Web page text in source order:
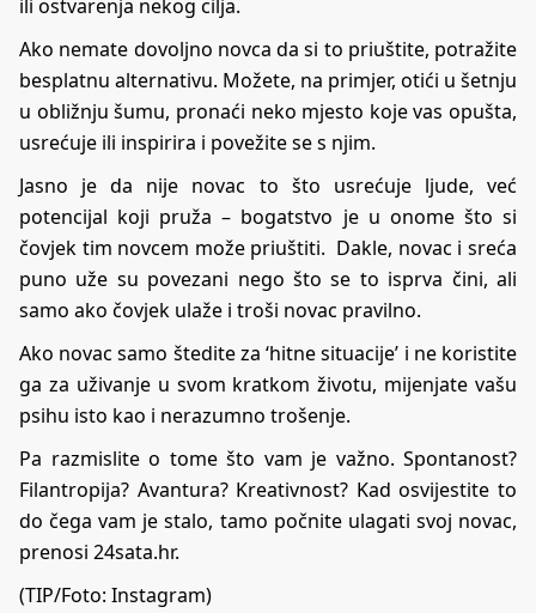
ili ostvarenja nekog cilja.
Ako nemate dovoljno novca da si to priuštite, potražite
besplatnu alternativu. Možete, na primjer, otići u šetnju
u obližnju šumu, pronaći neko mjesto koje vas opušta,
usrećuje ili inspirira i povežite se s njim.
Jasno je da nije novac to što usrećuje ljude, već
potencijal koji pruža – bogatstvo je u onome što si
čovjek tim novcem može priuštiti. Dakle, novac i sreća
puno uže su povezani nego što se to isprva čini, ali
samo ako čovjek ulaže i troši novac pravilno.
Ako novac samo štedite za ‘hitne situacije’ i ne koristite
ga za uživanje u svom kratkom životu, mijenjate vašu
psihu isto kao i nerazumno trošenje.
Pa razmislite o tome što vam je važno. Spontanost?
Filantropija? Avantura? Kreativnost? Kad osvijestite to
do čega vam je stalo, tamo počnite ulagati svoj novac,
prenosi 24sata.hr.
(TIP/Foto: Instagram)